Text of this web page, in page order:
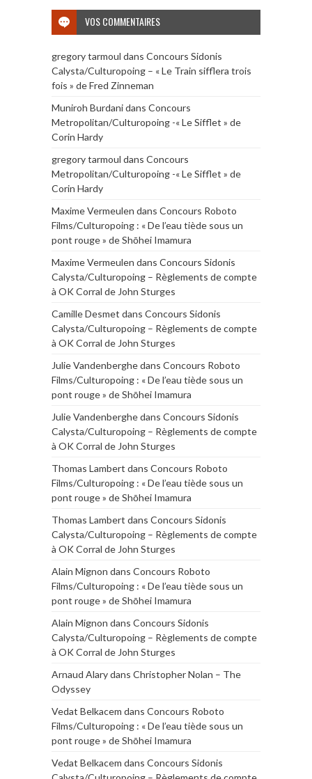
VOS COMMENTAIRES
gregory tarmoul dans Concours Sidonis
Calysta/Culturopoing – « Le Train sifflera trois
fois » de Fred Zinneman
Muniroh Burdanidans Concours
Metropolitan/Culturopoing -« Le Sifflet » de
Corin Hardy
gregory tarmoul dans Concours
Metropolitan/Culturopoing -« Le Sifflet » de
Corin Hardy
Maxime Vermeulen dans Concours Roboto
Films/Culturopoing : « De l’eau tiède sous un
pont rouge » de Shōhei Imamura
Maxime Vermeulen dans Concours Sidonis
Calysta/Culturopoing – Règlements de compte
à OK Corral de John Sturges
Camille Desmet dans Concours Sidonis
Calysta/Culturopoing – Règlements de compte
à OK Corral de John Sturges
Julie Vandenberghedans Concours Roboto
Films/Culturopoing : « De l’eau tiède sous un
pont rouge » de Shōhei Imamura
Julie Vandenberghedans Concours Sidonis
Calysta/Culturopoing – Règlements de compte
à OK Corral de John Sturges
Thomas Lambert dans Concours Roboto
Films/Culturopoing : « De l’eau tiède sous un
pont rouge » de Shōhei Imamura
Thomas Lambert dans Concours Sidonis
Calysta/Culturopoing – Règlements de compte
à OK Corral de John Sturges
Alain Mignon dans Concours Roboto
Films/Culturopoing : « De l’eau tiède sous un
pont rouge » de Shōhei Imamura
Alain Mignon dans Concours Sidonis
Calysta/Culturopoing – Règlements de compte
à OK Corral de John Sturges
Arnaud Alarydans Christopher Nolan – The
Odyssey
Vedat Belkacem dans Concours Roboto
Films/Culturopoing : « De l’eau tiède sous un
pont rouge » de Shōhei Imamura
Vedat Belkacem dans Concours Sidonis